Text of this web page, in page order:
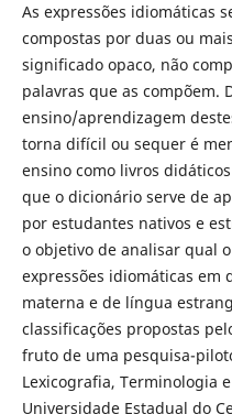
As expressões idiomáticas
compostas por duas ou
significado opaco, não
palavras que as compõem.
ensino/aprendizagem
torna difícil ou sequer é
ensino como livros
que o dicionário serve de
por estudantes nativos e
o objetivo de analisar qual
expressões idiomáticas
materna e de língua
classificações propostas
fruto de uma pesquisa-
Lexicografia, Terminologia e
Universidade Estadual do